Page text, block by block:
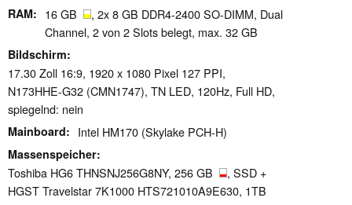
RAM 16 GB
, 2x 8 GB DDR4-2400 SO-DIMM, Dual
Channel, 2 von 2 Slots belegt, max. 32 GB
Bildschirm
17.30 Zoll 16:9, 1920 x 1080 Pixel 127 PPI,
N173HHE-G32 (CMN1747), TN LED, 120Hz, Full HD,
spiegelnd: nein
Mainboard Intel HM170 (Skylake PCH-H)
Massenspeicher
Toshiba HG6 THNSNJ256G8NY, 256 GB
, SSD +
HGST Travelstar 7K1000 HTS721010A9E630, 1TB